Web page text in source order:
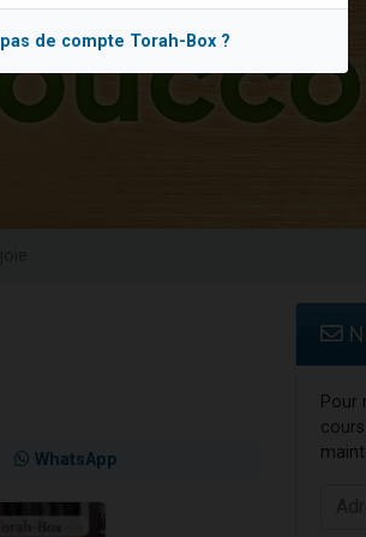
Rivka, 6 enfants, victime de violences...
WhatsApp
Pour
de compte Torah-Box ?